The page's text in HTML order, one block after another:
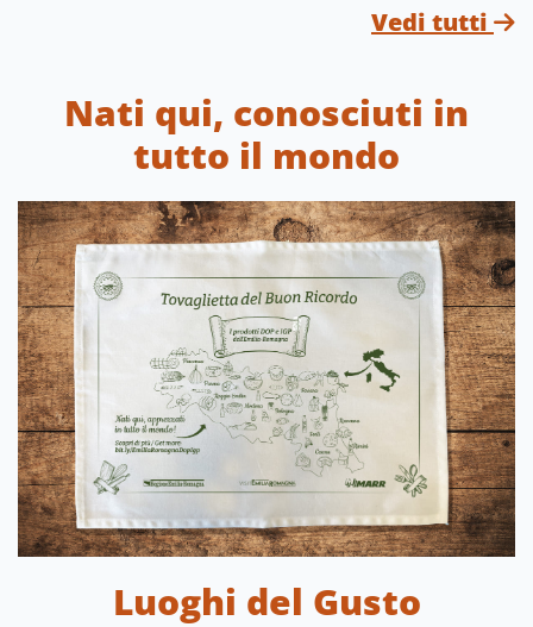
Vedi tutti
Nati qui, conosciuti in
tutto il mondo
Luoghi del Gusto